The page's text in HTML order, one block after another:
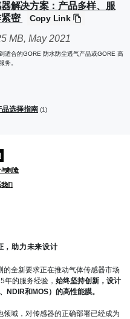
解决方案：产品多样、服
紧密
Copy Link
MB, May 2021
适合的GORE 防水防尘透气产品或GORE 高
务。
品选择指南 (1)
制造
们
，助力未来设计
全新要求正在推动气体传感器市场
年的服务经验， 始终坚持创新，设计
NDIR和MOS）的高性能膜。
域，对传感器的正确部署已经成为